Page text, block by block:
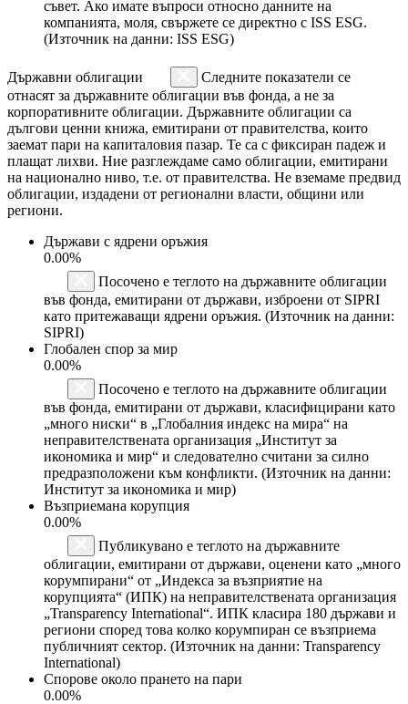
съвет. Ако имате въпроси относно данните на
компанията, моля, свържете се директно с ISS ESG.
(Източник на данни: ISS ESG)
Държавни облигации
Следните показатели се
отнасят за държавните облигации във фонда, а не за
корпоративните облигации. Държавните облигации са
дългови ценни книжа, емитирани от правителства, които
заемат пари на капиталовия пазар. Те са с фиксиран падеж и
плащат лихви. Ние разглеждаме само облигации, емитирани
на национално ниво, т.е. от правителства. Не вземаме предвид
облигации, издадени от регионални власти, общини или
региони.
Държави с ядрени оръжия
0.00%
Посочено е теглото на държавните облигации
във фонда, емитирани от държави, изброени от SIPRI
като притежаващи ядрени оръжия. (Източник на данни:
SIPRI)
Глобален спор за мир
0.00%
Посочено е теглото на държавните облигации
във фонда, емитирани от държави, класифицирани като
„много ниски“ в „Глобалния индекс на мира“ на
неправителствената организация „Институт за
икономика и мир“ и следователно считани за силно
предразположени към конфликти. (Източник на данни:
Институт за икономика и мир)
Възприемана корупция
0.00%
Публикувано е теглото на държавните
облигации, емитирани от държави, оценени като „много
корумпирани“ от „Индекса за възприятие на
корупцията“ (ИПК) на неправителствената организация
„Transparency International“. ИПК класира 180 държави и
региони според това колко корумпиран се възприема
публичният сектор. (Източник на данни: Transparency
International)
Спорове около прането на пари
0.00%